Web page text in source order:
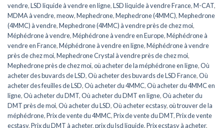
vendre,LSD liquide à vendre en ligne,LSD liquide à vendre France,M-CAT,
MDMA à vendre,meow,Mephedrone,Mephedrone (4MMC),Mephedrone
(4MMC) à vendre,Mephedrone (4MMC) à vendre près de chez moi,
Méphédrone à vendre,Méphédrone à vendre en Europe,Méphédrone à
vendre en France,Méphédrone à vendre en ligne,Méphédrone à vendre
près de chez moi,Mephedrone Crystal à vendre près de chez moi,
Mephedrone près de chez moi,où acheter de la méphédrone en ligne,Où
acheter des buvards de LSD,Où acheter des buvards de LSD France,Où
acheter des feuilles de LSD,Où acheter du 4MMC,Où acheter du 4MMC en
ligne,Où acheter du DMT,Où acheter du DMT en ligne,Où acheter du
DMT près de moi,Où acheter du LSD,Où acheter ecstasy,où trouver de la
méphédrone,Prix de vente du 4MMC,Prix de vente du DMT,Prix de vente
ecstasy,Prix du DMT à acheter,prix du lsd liquide,Prix ecstasy à acheter,